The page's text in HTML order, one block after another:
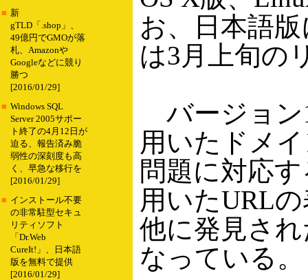
■ 新
gTLD「.shop」、
49億円でGMOが落
札、Amazonや
Googleなどに競り
勝つ
[2016/01/29]
■ Windows SQL
Server 2005サポー
ト終了の4月12日が
迫る、報告済み脆
弱性の深刻度も高
く、早急な移行を
[2016/01/29]
■ インストール不要
の非常駐型セキュ
リティソフト
「Dr.Web
CureIt!」、日本語
版を無料で提供
[2016/01/29]
お、日本語
は3月上旬の
バージョン
用いたドメ
問題に対応
用いたURL
他に発見さ
なっている。